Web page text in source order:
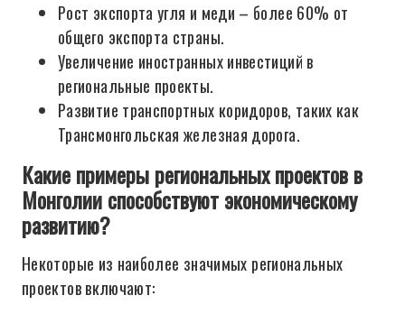
Рост экспорта угля и меди – более 60% от
общего экспорта страны.
Увеличение иностранных инвестиций в
региональные проекты.
Развитие транспортных коридоров, таких как
Трансмонгольская железная дорога.
Какие примеры региональных проектов в
Монголии способствуют экономическому
развитию?
Некоторые из наиболее значимых региональных
проектов включают: